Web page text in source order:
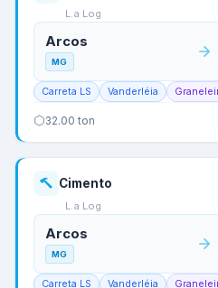
L.a Log
Arcos
MG
Carreta LS Vanderléia
32.00 ton
Cimento
L.a Log
Arcos
MG
Carreta LS Vanderléia